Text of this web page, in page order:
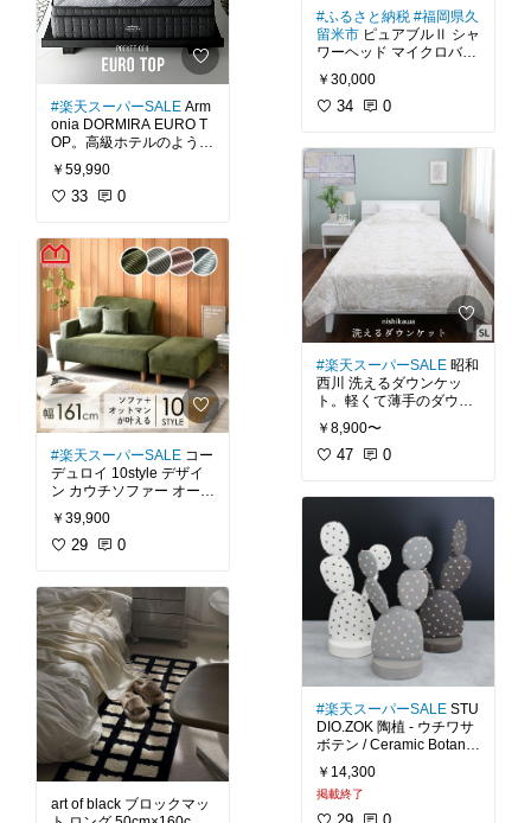
は量感を抑えシャープに
仕上げることでより洗練
#アルモニア #モダンデコ
#ダイニングチェア
リア #モノトーンインテ
リア #淡色インテリア #
アーチライン #ハイバッ
ク #リサイクルレザー
フラット座面
#楽天スーパーSALE Arm
onia DORMIRA EURO T
OP。高級ホテルのような
寝心地を自宅で。快眠を
サポートする良質なピロ
ートップと荷重を分散さ
マットレスで質の良い睡
眠ができます。健やかな
目覚めから一日が始まり
#モダンデコ
#アルモニア
#ホテルライク #ベッドル
ーム #ぐっすり睡眠 #ユ
ーロトップ #ポケットコ
イル #一人暮らし #ワン
ルーム #高反発 #連結型 #
北欧 #シンプルインテリ
#モノトーンインテリ
ア #送料無料
￥59,990
33 0
#楽天スーパーSALE コー
デュロイ 10style デザイ
ン カウチソファー オーサ
ム。座面の張地にコーデ
ュロイ生地を使用。畝と
呼ばれる表面の凹凸に空
肌触りが柔らかく温かみ
があるのが特徴です。ま
た糸の起毛によって光沢
感や立体感が生まれ、豊
かな表情を持っていま
#コーデュロイ #北欧
ンプルインテリア #リビ
ング #ワンルーム #新生
活 #送料無料
￥39,900
29 0
art of black ブロックマッ
#ふるさと納税 #福岡県久
留米市 ピュアブルⅡ シャ
ワーヘッド マイクロバブ
したマイクロバブルシャ
ワーヘッド。約20ミクロ
込んだシャワーヘッドで
す。優れた洗浄効果、や
さしい温浴効果、しっと
り保湿効果、約40％の節
水効果があります。独自
のマイクロバブルパワー
の水流により、節水によ
る水量の物足りなさは感
じません。子供や女性に
も使いやすい軽量＆コン
ッド #マイクロバブル #
気泡 #洗浄 #温浴 #保湿
節水
#軽量 #コンパクト
バスルーム
￥30,000
34 0
#楽天スーパーSALE 昭和
西川 洗えるダウンケッ
ト。軽くて薄手のダウン
できるから汗をかいても
大丈夫。側生地がポリエ
はもちろんエアコンで予
想以上に冷えやすい夏の
お供にと幅広く使える一
#昭和西川 #ダウンケット
#ダックダウン #羽毛布団
#ひんやり #夏に負けるな
#ベッドルーム #送料無料
￥8,900〜
47 0
#楽天スーパーSALE STU
DIO.ZOK 陶植 - ウチワサ
ボテン / Ceramic Botanic
サボテン。水の管理もい
らず飾る場所も自由な植
物オブジェです。鉢に土
￥14,300
掲載終了